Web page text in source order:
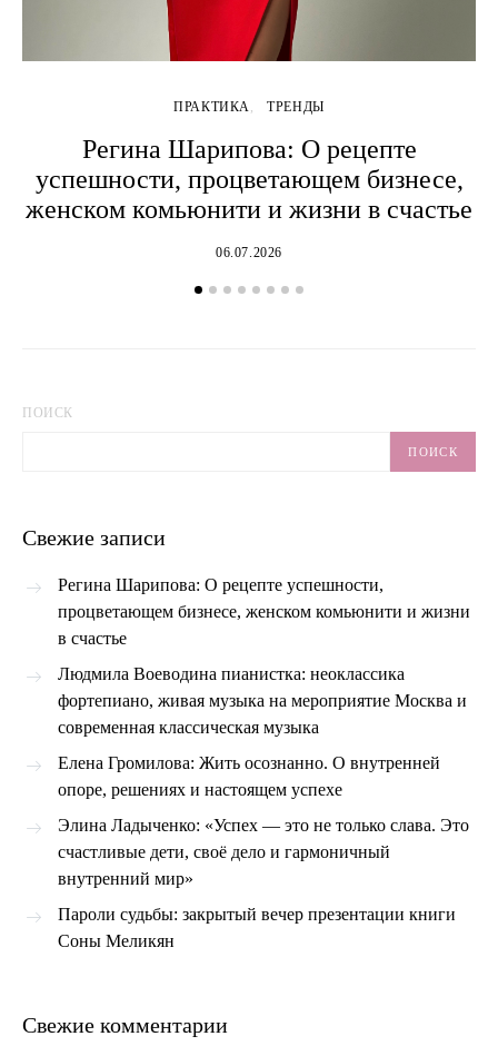
ПРАКТИКА ТРЕНДЫ
Регина Шарипова: О рецепте
успешности, процветающем бизнесе,
женском комьюнити и жизни в счастье
06.07.2026
ПОИСК
ПОИСК
Свежие записи
Регина Шарипова: О рецепте успешности,
процветающем бизнесе, женском комьюнити и жизни
в счастье
Людмила Воеводина пианистка: неоклассика
фортепиано, живая музыка на мероприятие Москва и
современная классическая музыка
Елена Громилова: Жить осознанно. О внутренней
опоре, решениях и настоящем успехе
Элина Ладыченко: «Успех — это не только слава. Это
счастливые дети, своё дело и гармоничный
внутренний мир»
Пароли судьбы: закрытый вечер презентации книги
Соны Меликян
Свежие комментарии